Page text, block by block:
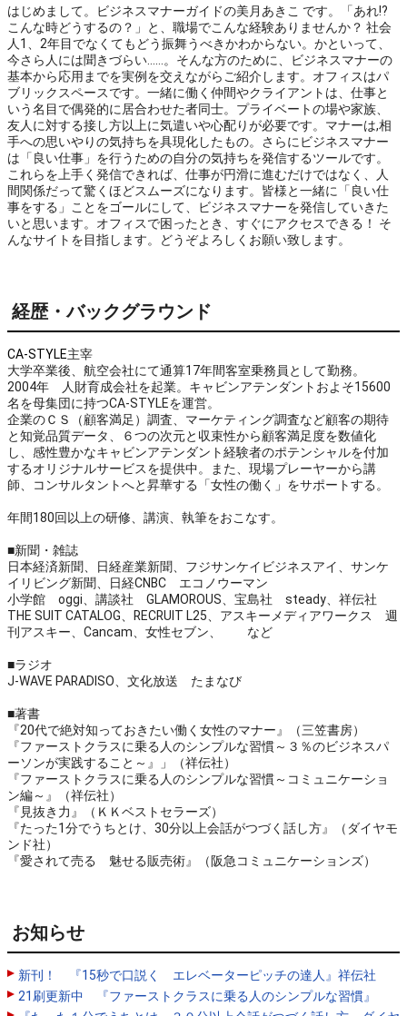
はじめまして。ビジネスマナーガイドの美月あきこ です。「あれ!?
こんな時どうするの？」と、職場でこんな経験ありませんか？ 社会
人1、2年目でなくてもどう振舞うべきかわからない。かといって、
今さら人には聞きづらい……。そんな方のために、ビジネスマナーの
基本から応用までを実例を交えながらご紹介します。オフィスはパ
ブリックスペースです。一緒に働く仲間やクライアントは、仕事と
いう名目で偶発的に居合わせた者同士。プライベートの場や家族、
友人に対する接し方以上に気遣いや心配りが必要です。マナーは,相
手への思いやりの気持ちを具現化したもの。さらにビジネスマナー
は「良い仕事」を行うための自分の気持ちを発信するツールです。
これらを上手く発信できれば、仕事が円滑に進むだけではなく、人
間関係だって驚くほどスムーズになります。皆様と一緒に「良い仕
事をする」ことをゴールにして、ビジネスマナーを発信していきた
いと思います。オフィスで困ったとき、すぐにアクセスできる！ そ
んなサイトを目指します。どうぞよろしくお願い致します。
経歴・バックグラウンド
CA-STYLE主宰
大学卒業後、航空会社にて通算17年間客室乗務員として勤務。
2004年 人財育成会社を起業。キャビンアテンダントおよそ15600
名を母集団に持つCA-STYLEを運営。
企業のＣＳ（顧客満足）調査、マーケティング調査など顧客の期待
と知覚品質データ、６つの次元と収束性から顧客満足度を数値化
し、感性豊かなキャビンアテンダント経験者のポテンシャルを付加
するオリジナルサービスを提供中。また、現場プレーヤーから講
師、コンサルタントへと昇華する「女性の働く」をサポートする。
年間180回以上の研修、講演、執筆をおこなす。
■新聞・雑誌
日本経済新聞、日経産業新聞、フジサンケイビジネスアイ、サンケ
イリビング新聞、日経CNBC エコノウーマン
小学館 oggi、講談社 GLAMOROUS、宝島社 steady、祥伝社
THE SUIT CATALOG、RECRUIT L25、アスキーメディアワークス 週
刊アスキー、Cancam、女性セブン、 など
■ラジオ
J-WAVE PARADISO、文化放送 たまなび
■著書
『20代で絶対知っておきたい働く女性のマナー』（三笠書房）
『ファーストクラスに乗る人のシンプルな習慣～３％のビジネスパ
ーソンが実践すること～』」（祥伝社）
『ファーストクラスに乗る人のシンプルな習慣～コミュニケーショ
ン編～』（祥伝社）
『見抜き力』（ＫＫベストセラーズ）
『たった1分でうちとけ、30分以上会話がつづく話し方』（ダイヤモ
ンド社）
『愛されて売る 魅せる販売術』（阪急コミュニケーションズ）
お知らせ
新刊！ 『15秒で口説く エレベーターピッチの達人』祥伝社
21刷更新中 『ファーストクラスに乗る人のシンプルな習慣』